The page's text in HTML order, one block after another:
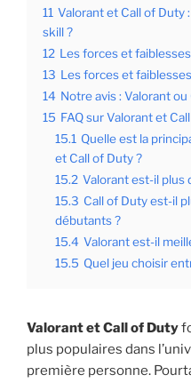
11 Valorant et Call of Duty
skill ?
12 Les forces et
13 Les forces et
14 Notre avis : Valorant
15 FAQ sur Valorant et
15.1 Quelle est la
et Call of Duty ?
15.2 Valorant est-il plus
15.3 Call of Duty est-il
débutants ?
15.4 Valorant est-il
15.5 Quel jeu choisir
Valorant et Call of Duty
plus populaires dans
première personne.